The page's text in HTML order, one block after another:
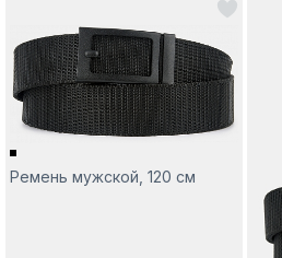
Ремень мужской, 120 см